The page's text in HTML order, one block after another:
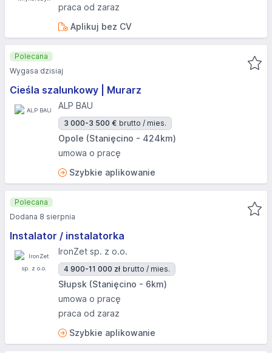
praca od zaraz
Aplikuj bez CV
Cieśla szalunkowy | Murarz
ALP BAU
3 000-3 500 € brutto / mies.
Opole (Stanięcino - 424km)
umowa o pracę
Szybkie aplikowanie
Polecana
Wygasa dzisiaj
Instalator / instalatorka
IronZet sp. z o.o.
4 900-11 000 zł brutto / mies.
Słupsk (Stanięcino - 6km)
umowa o pracę
praca od zaraz
Szybkie aplikowanie
Polecana
Dodana 8 sierpnia